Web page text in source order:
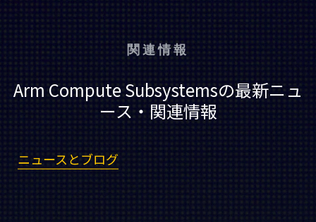
関連情報
Arm Compute Subsystemsの最新ニュ
ース・関連情報
ニュースとブログ